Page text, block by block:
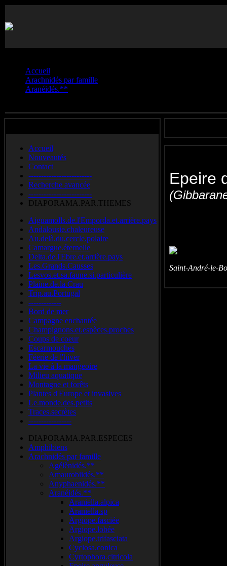
Accueil
Arachnidés par famille
Aranéidés.**
Accueil
Nouveautés
Contact
-------------------------
Recherche avancée
-------------------------
DIAPORAMA.PAR.THEMES
Aiguamolls.de.l'Emporda.et.arrière.pays
Andalousie.chaleureuse
Au.delà.du.cercle.polaire
Camargue.éternelle
Delta.de.l'Ebre.et.arrière.pays
Les.Grands.Causses
Lesvos.et.sa.faune.si.particulière
Plaine.de.la.Crau
Trip.au.Portugal
-------------
Bord de mer
Campagne enchantée
Champignons.et.espèces.proches
Coups de coeur
Escarmouches
Féerie de l'hiver
La vie à la mangeoire
Milieu aquatique
Montagne et forêts
Plantes d'Europe et invasives
Le.monde.des.petits
Traces.secrètes
-----------------
DIAPORAMA.PAR.ESPECES
Amphibiens
Arachnidés par famille
Agélènidés.**
Amaurobiidés.**
Anyphaenidés.**
Aranéidés.**
Araniella.alpica
Araniella.sp
Argiope.fasciée
Argiope.lobée
Argiope.trifasciata
Cyclosa.conica
Cyrtophora.citricola
Saint-André-le-